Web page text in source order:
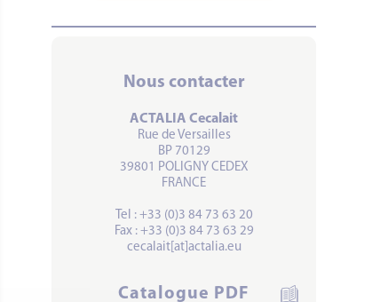
Nous contacter
ACTALIA Cecalait
Rue de Versailles
BP 70129
39801 POLIGNY CEDEX
FRANCE
Tel : +33 (0)3 84 73 63 20
Fax : +33 (0)3 84 73 63 29
cecalait[at]actalia.eu
Catalogue PDF